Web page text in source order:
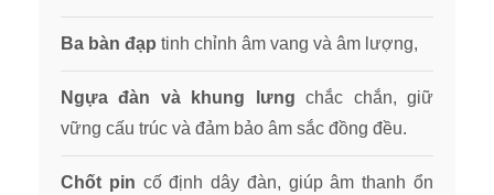
Ba bàn đạp tinh chỉnh âm vang và âm lượng,
Ngựa đàn và khung lưng chắc chắn, giữ
vững cấu trúc và đảm bảo âm sắc đồng đều.
Chốt pin cố định dây đàn, giúp âm thanh ổn